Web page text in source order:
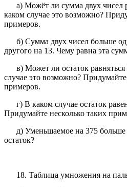
а) Можёт ли сумма двух чисел
каком случае это возможно?
примеров.
б) Сумма двух чисел больше
другого на 13. Чему равна эта
в) Может ли остаток
случае это возможно?
примеров.
г) В каком случае остаток
Придумайте несколько таких
д) Уменьшаемое на 375 больше
остаток?
18. Таблица умножения на